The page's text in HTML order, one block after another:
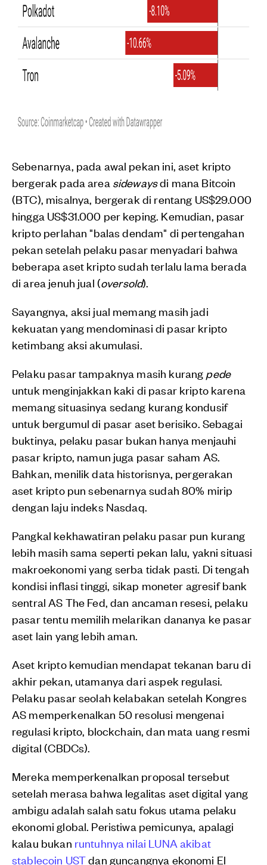
Sebenarnya, pada awal pekan ini, aset kripto
bergerak pada area sidewaysdi mana Bitcoin
(BTC), misalnya, bergerak di rentang US$29.000
hingga US$31.000 per keping. Kemudian, pasar
kripto perlahan "balas dendam" di pertengahan
pekan setelah pelaku pasar menyadari bahwa
beberapa aset kripto sudah terlalu lama berada
di area jenuh jual (oversold).
Sayangnya, aksi jual memang masih jadi
kekuatan yang mendominasi di pasar kripto
ketimbang aksi akumulasi.
Pelaku pasar tampaknya masih kurang pede
untuk menginjakkan kaki di pasar kripto karena
memang situasinya sedang kurang kondusif
untuk bergumul di pasar aset berisiko. Sebagai
buktinya, pelaku pasar bukan hanya menjauhi
pasar kripto, namun juga pasar saham AS.
Bahkan, menilik data historisnya, pergerakan
aset kripto pun sebenarnya sudah 80% mirip
dengan laju indeks Nasdaq.
Pangkal kekhawatiran pelaku pasar pun kurang
lebih masih sama seperti pekan lalu, yakni situasi
makroekonomi yang serba tidak pasti. Di tengah
kondisi inflasi tinggi, sikap moneter agresif bank
sentral AS The Fed, dan ancaman resesi, pelaku
pasar tentu memilih melarikan dananya ke pasar
aset lain yang lebih aman.
Aset kripto kemudian mendapat tekanan baru di
akhir pekan, utamanya dari aspek regulasi.
Pelaku pasar seolah kelabakan setelah Kongres
AS memperkenalkan 50 resolusi mengenai
regulasi kripto, blockchain, dan mata uang resmi
digital (CBDCs).
Mereka memperkenalkan proposal tersebut
setelah merasa bahwa legalitas aset digital yang
ambigu adalah salah satu fokus utama pelaku
ekonomi global. Peristiwa pemicunya, apalagi
kalau bukan runtuhnya nilai LUNA akibat
stablecoin USTdan guncangnya ekonomi El